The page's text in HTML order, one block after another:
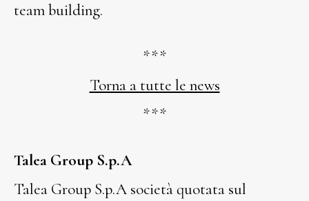
team building.
***
Torna a tutte le news
***
Talea Group S.p.A
Talea Group S.p.A società quotata sul